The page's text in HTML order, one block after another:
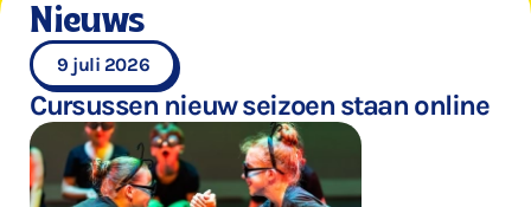
Nieuws
9 juli 2026
Cursussen nieuw seizoen staan online